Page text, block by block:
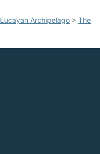
Lucayan Archipelago > The